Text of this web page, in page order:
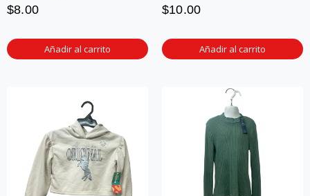
$8.00
Añadir al carrito
$10.00
Añadir al carrito